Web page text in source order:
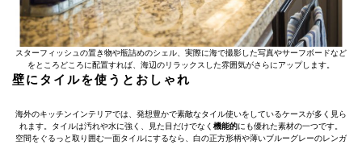
スターフィッシュの置き物や瓶詰めのシェル、実際に海で撮影した写真やサーフボードなど
をところどころに配置すれば、海辺のリラックスした雰囲気がさらにアップします。
壁にタイルを使うとおしゃれ
海外のキッチンインテリアでは、発想豊かで素敵なタイル使いをしているケースが多く見ら
れます。タイルは汚れや水に強く、見た目だけでなく 機能的にも優れた素材の一つです。
空間をぐるっと取り囲む一面タイルにするなら、白の正方形柄や薄いブルーグレーのレンガ